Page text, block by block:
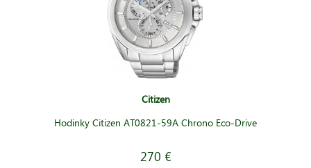
Citizen
Hodinky Citizen AT0821-59A Chrono Eco-Drive
270 €